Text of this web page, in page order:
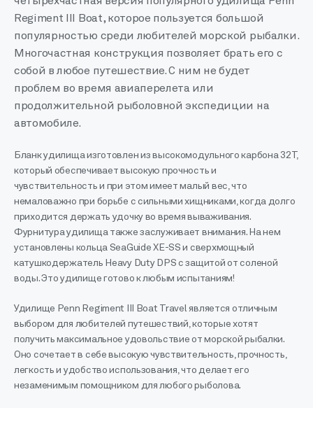
Regiment III Boat, которое пользуется большой
популярностью среди любителей морской рыбалки.
Многочастная конструкция позволяет брать его с
собой в любое путешествие. С ним не будет
проблем во время авиаперелета или
продолжительной рыболовной экспедиции на
автомобиле.
Бланк удилища изготовлен из высокомодульного карбона 32T,
который обеспечивает высокую прочность и
чувствительность и при этом имеет малый вес, что
немаловажно при борьбе с сильными хищниками, когда долго
приходится держать удочку во время вываживания.
Фурнитура удилища также заслуживает внимания. На нем
установлены кольца SeaGuide XE-SS и сверхмощный
катушкодержатель Heavy Duty DPS с защитой от соленой
воды. Это удилище готово к любым испытаниям!
Удилище Penn Regiment III Boat Travel является отличным
выбором для любителей путешествий, которые хотят
получить максимальное удовольствие от морской рыбалки.
Оно сочетает в себе высокую чувствительность, прочность,
легкость и удобство использования, что делает его
незаменимым помощником для любого рыболова.